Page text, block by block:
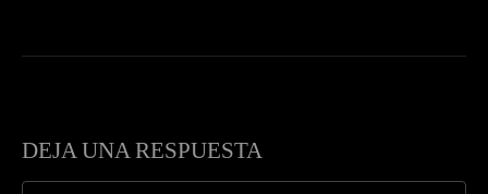
DEJA UNA RESPUESTA